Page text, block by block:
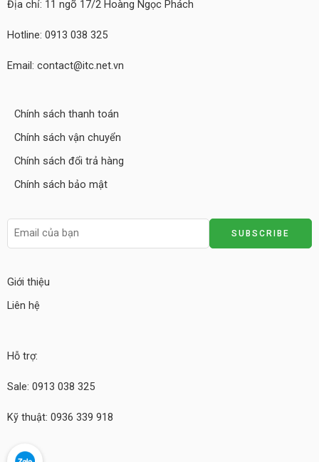
Địa chỉ: 11 ngõ 17/2 Hoàng Ngọc Phách
Hotline: 0913 038 325
Email: contact@itc.net.vn
Chính sách thanh toán
Chính sách vận chuyển
Chính sách đổi trả hàng
Chính sách bảo mật
Giới thiệu
Liên hệ
Hỗ trợ:
Sale: 0913 038 325
Kỹ thuật: 0936 339 918